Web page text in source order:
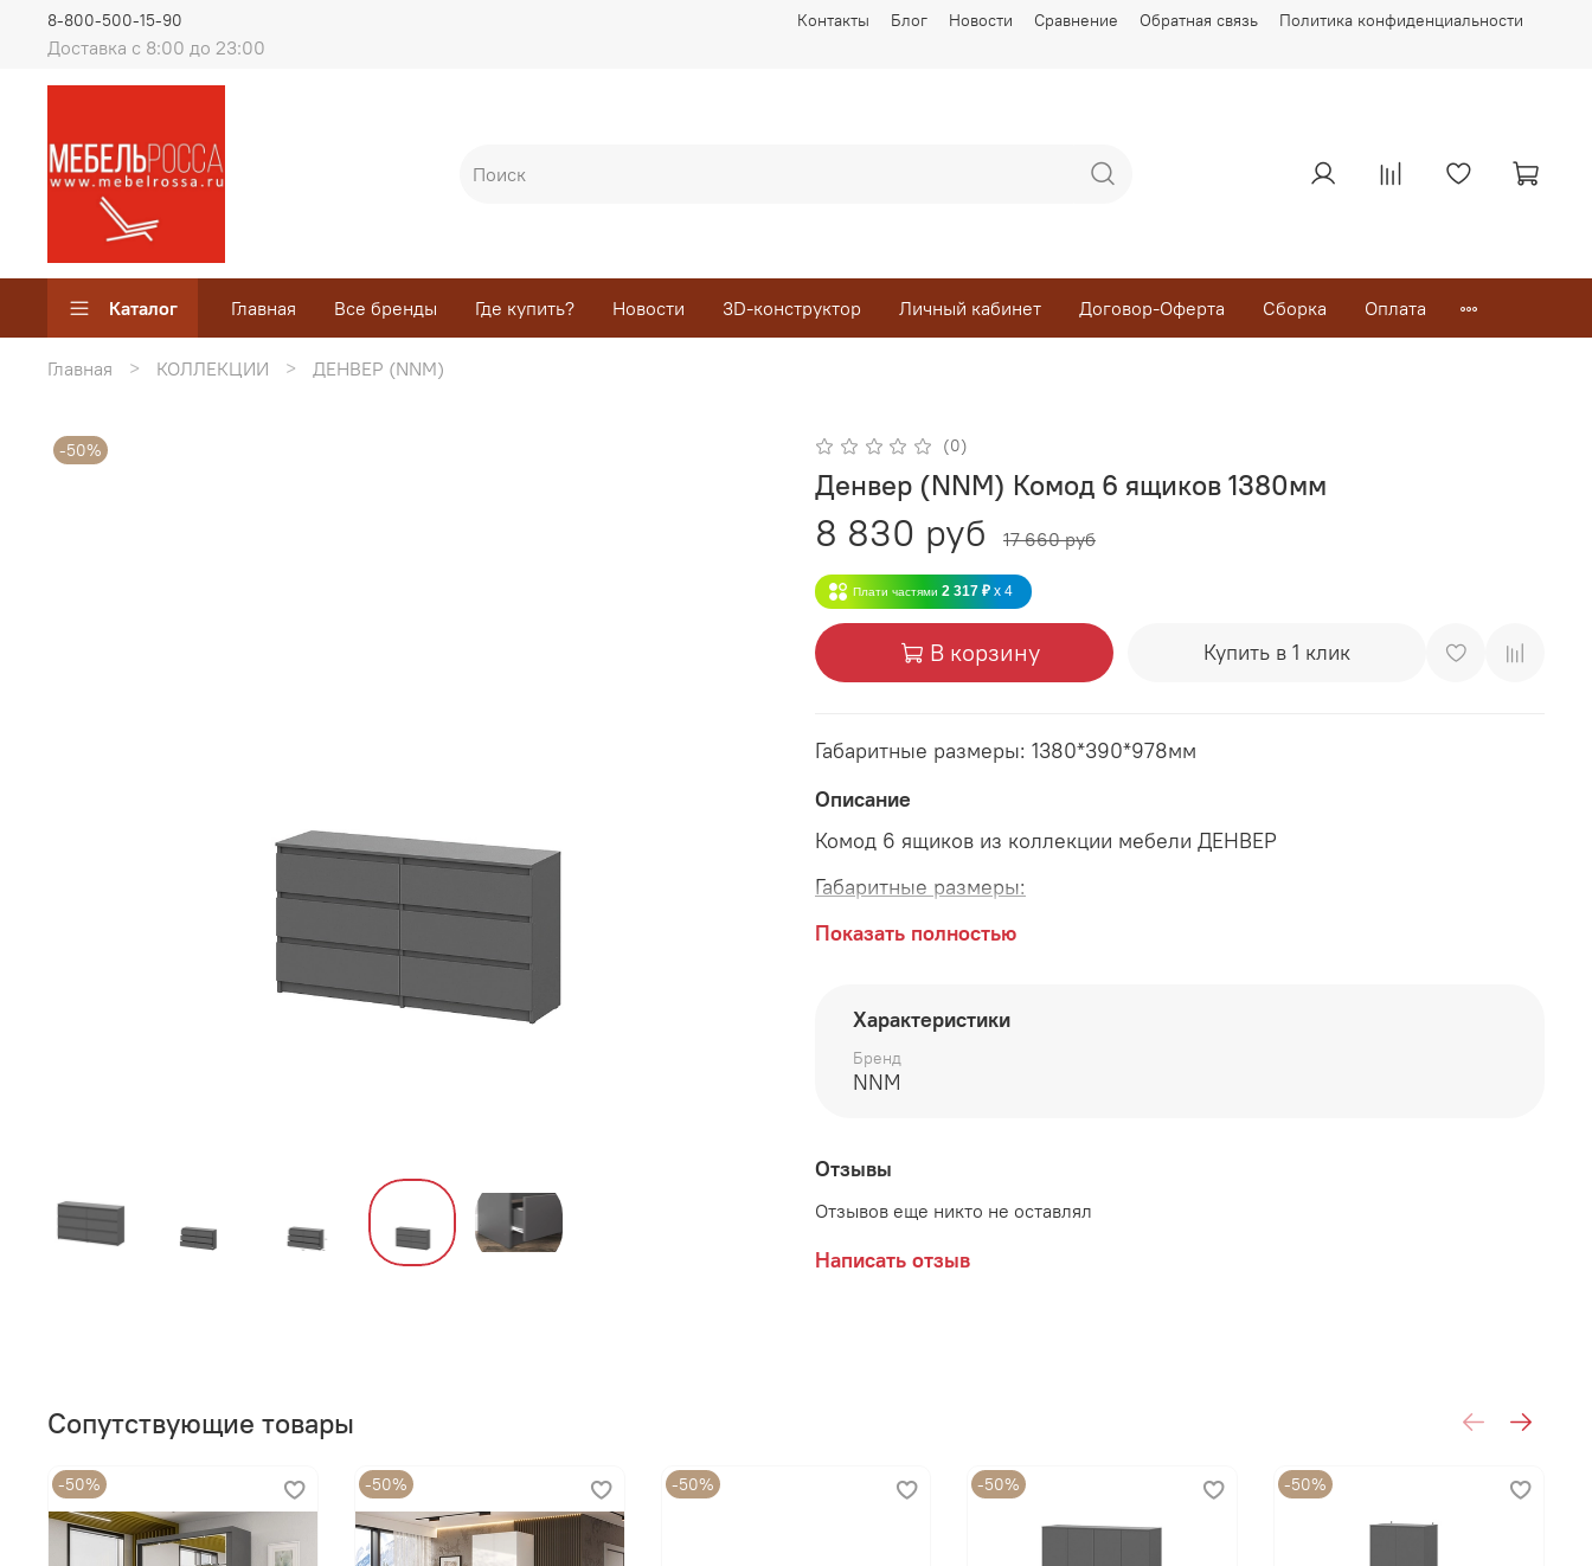
Контакты Блог Новости Сравнение Обратная связь Политика конфиденциальности
Доставка с 8:00 до 23:00
8-800-500-15-90
Каталог Главная Все бренды Где купить? Новости 3D-конструктор Личный кабинет Договор-Оферта Сборка Оплата
Главная КОЛЛЕКЦИИ ДЕНВЕР (NNM)
-50% (0)
Денвер (NNM) Комод 6 ящиков 1380мм
8 830 руб 17 660 руб
Плати частями 2 317 ₽ x 4
В корзину Купить в 1 клик
Габаритные размеры: 1380*390*978мм
Описание
Комод 6 ящиков из коллекции мебели ДЕНВЕР
Габаритные размеры:
длина 1380 мм
высота 978 мм
Цвет:Графит
Показать полностью
Характеристики
Бренд
NNM
Отзывы
Отзывов еще никто не оставлял
Написать отзыв
Сопутствующие товары
-50% -50% -50% -50% -50%